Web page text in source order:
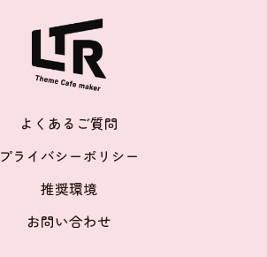
よくあるご質問
プライバシーポリシー
推奨環境
お問い合わせ